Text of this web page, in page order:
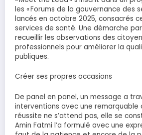
les « Forums de la gouvernance des
lancés en octobre 2025, consacrés
services de santé. Une démarche
recueillir les observations des
professionnels pour améliorer la
publiques.
Créer ses propres occasions
De panel en panel, un message a
interventions avec une remarquable
réussite ne s’attend pas, elle se
Amin Fatmi l’a formulé avec une